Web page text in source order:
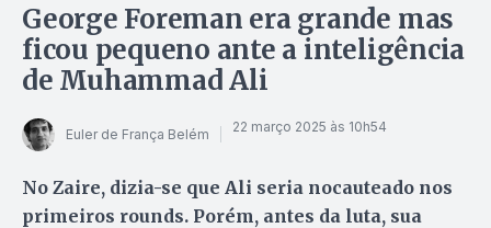
George Foreman era grande mas
ficou pequeno ante a inteligência
de Muhammad Ali
Euler de França Belém 22 março 2025 às 10h54
No Zaire, dizia-se que Ali seria nocauteado nos
primeiros rounds. Porém, antes da luta, sua